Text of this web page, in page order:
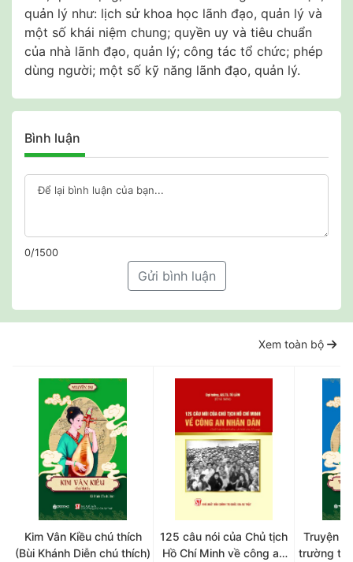
quản lý như: lịch sử khoa học lãnh đạo, quản lý và
một số khái niệm chung; quyền uy và tiêu chuẩn
của nhà lãnh đạo, quản lý; công tác tổ chức; phép
dùng người; một số kỹ năng lãnh đạo, quản lý.
Bình luận
0/1500
Gửi bình luận
Xem toàn bộ
Kim Vân Kiều chú thích
(Bùi Khánh Diễn chú thích)
125 câu nói của Chủ tịch
Hồ Chí Minh về công an
Truyện
trường